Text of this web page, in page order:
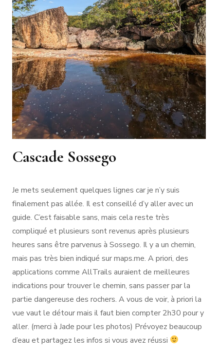
Cascade Sossego
Je mets seulement quelques lignes car je n’y suis
finalement pas allée. Il est conseillé d’y aller avec un
guide. C’est faisable sans, mais cela reste très
compliqué et plusieurs sont revenus après plusieurs
heures sans être parvenus à Sossego. Il y a un chemin,
mais pas très bien indiqué sur maps.me. A priori, des
applications comme AllTrails auraient de meilleures
indications pour trouver le chemin, sans passer par la
partie dangereuse des rochers. A vous de voir, à priori la
vue vaut le détour mais il faut bien compter 2h30 pour y
aller. (merci à Jade pour les photos) Prévoyez beaucoup
d’eau et partagez les infos si vous avez réussi